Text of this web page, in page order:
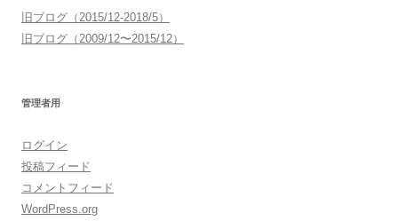
旧ブログ（2015/12-2018/5）
旧ブログ（2009/12〜2015/12）
管理者用
ログイン
投稿フィード
コメントフィード
WordPress.org